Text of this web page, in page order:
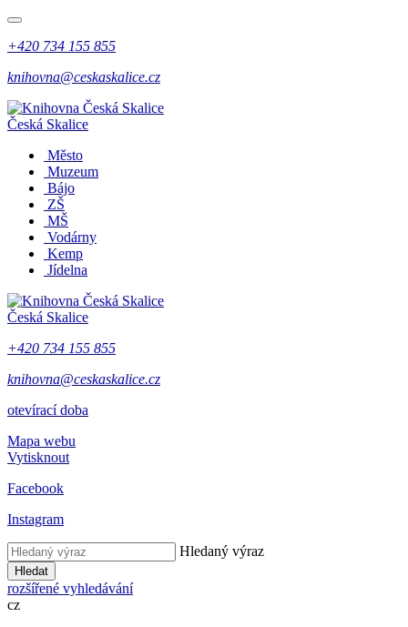
+420 734 155 855
knihovna@ceskaskalice.cz
Česká Skalice
Město
Muzeum
Bájo
ZŠ
MŠ
Vodárny
Kemp
Jídelna
Česká Skalice
+420 734 155 855
knihovna@ceskaskalice.cz
otevírací doba
Mapa webu
Vytisknout
Facebook
Instagram
Hledaný výraz
Hledat
rozšířené vyhledávání
cz